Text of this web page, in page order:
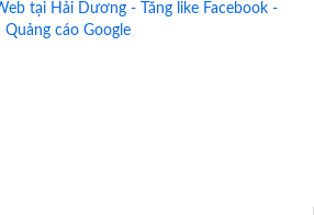
tại Hải Dương - Tăng like Facebook -
Quảng cáo Google